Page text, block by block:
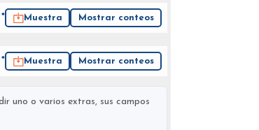
Muestra Mostrar conteos
Muestra Mostrar conteos
uno o varios extras, sus campos